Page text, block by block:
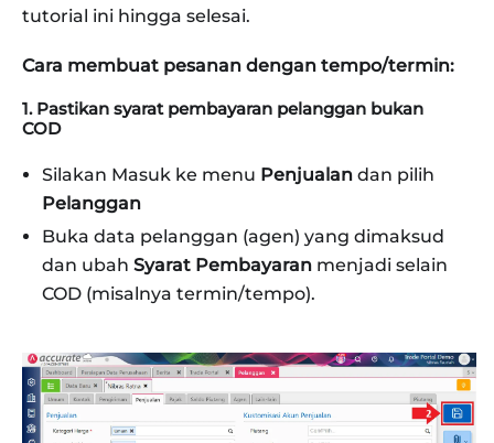
tutorial ini hingga selesai.
Cara membuat pesanan dengan tempo/termin:
1. Pastikan syarat pembayaran pelanggan bukan
COD
Silakan Masuk ke menu Penjualan dan pilih
Pelanggan
Buka data pelanggan (agen) yang dimaksud
dan ubah Syarat Pembayaran menjadi selain
COD (misalnya termin/tempo).